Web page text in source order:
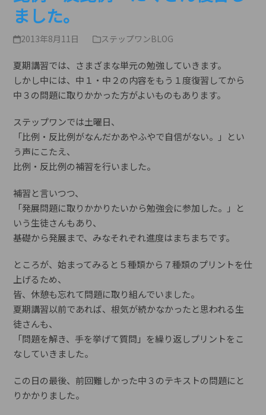
ました。
2013年8月11日 ステップワンBLOG
夏期講習では、さまざまな単元の勉強していきます。
しかし中には、中１・中２の内容をもう１度復習してから
中３の問題に取りかかった方がよいものもあります。
ステップワンでは土曜日、
「比例・反比例がなんだかあやふやで自信がない。」とい
う声にこたえ、
比例・反比例の補習を行いました。
補習と言いつつ、
「発展問題に取りかかりたいから勉強会に参加した。」と
いう生徒さんもあり、
基礎から発展まで、みなそれぞれ進度はまちまちです。
ところが、始まってみると５種類から７種類のプリントを仕
上げるため、
皆、休憩も忘れて問題に取り組んでいました。
夏期講習以前であれば、根気が続かなかったと思われる生
徒さんも、
「問題を解き、手を挙げて質問」を繰り返しプリントをこ
なしていきました。
この日の最後、前回難しかった中３のテキストの問題にと
りかかりました。